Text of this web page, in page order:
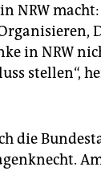
NRW
in NRW
stellen“,
die